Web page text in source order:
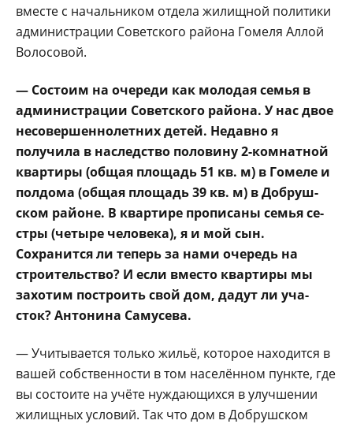
вместе с на­чальником отдела жи­лищной политики
ад­министрации Советско­го района Гомеля Аллой
Волосовой.
— Состоим на очере­ди как молодая се­мья в
администрации Советского района. У нас двое
несовершенно­летних детей. Недавно я
получила в наследство половину 2-комнатной
квартиры (общая пло­щадь 51 кв. м) в Гомеле и
полдома (общая пло­щадь 39 кв. м) в Добруш­
ском районе. В квартире прописаны семья се­
стры (четыре человека), я и мой сын.
Сохранится ли теперь за нами оче­редь на
строительство? И если вместо квартиры мы
захотим построить свой дом, дадут ли уча­
сток? Антонина Самусе­ва.
— Учитывается только жильё, которое находится в
вашей собственности в том населённом пункте, где
вы состоите на учёте нуждающихся в улучше­нии
жилищных условий. Так что дом в Добрушском